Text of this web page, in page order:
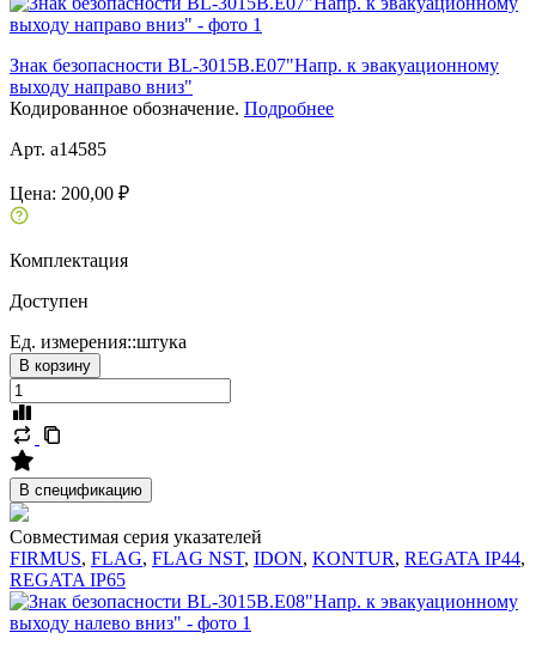
Знак безопасности BL-3015B.E07"Напр. к эвакуационному
выходу направо вниз"
Кодированное обозначение. Подробнее
Арт. a14585
Цена: 200,00 ₽
Комплектация
Доступен
Ед. измерения::штука
В корзину
В спецификацию
Совместимая серия указателей
FIRMUS, FLAG, FLAG NST, IDON, KONTUR, REGATA IP44,
REGATA IP65